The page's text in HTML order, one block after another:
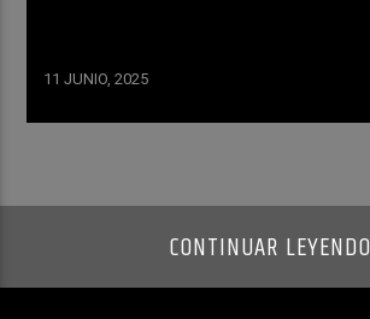
11 JUNIO, 2025
CONTINUAR LEYENDO